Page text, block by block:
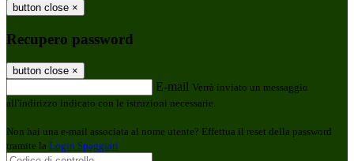
button close ×
Recupero password
button close ×
E-mail Verrà inviato un messaggio
all'indirizzo indicato con le istruzioni necessarie.
Non hai una e-mail associata al nome utente? Effettua il reset della password
tramite la Login Spaggiari